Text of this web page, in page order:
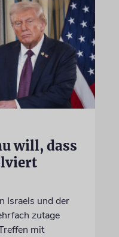
will, dass
Israels und der
zutage
mit